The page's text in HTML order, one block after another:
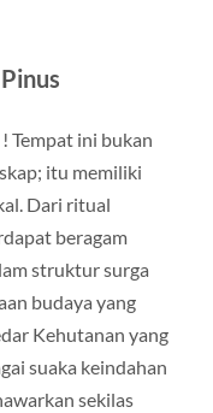
Tempat ini bukan
itu memiliki
Dari ritual
beragam
struktur surga
budaya yang
Kehutanan yang
suaka keindahan
sekilas